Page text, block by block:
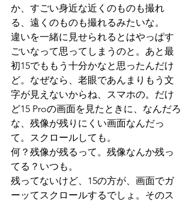
か、すごい身近な近くのものも撮れ
る、遠くのものも撮れるみたいな。
違いを一緒に見せられるとはやっぱす
ごいなって思ってしまうのと。あと最
初15でももう十分かなと思ったんだけ
ど。なぜなら、老眼であんまりもう文
字が見えないからね、スマホの。だけ
ど15 Proの画面を見たときに、なんだろ
な、残像が残りにくい画面なんだっ
て。スクロールしても。
何？残像が残るって。残像なんか残っ
てる？いつも。
残ってないけど、15の方が、画面でガ
ーッてスクロールするでしょ。そのス